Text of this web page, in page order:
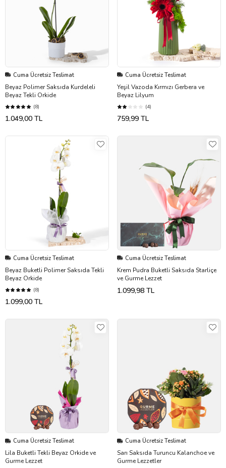
Cuma Ücretsiz Teslimat
Beyaz Polimer Saksıda Kurdeleli
Beyaz Tekli Orkide
(8)
1.049,00 TL
Cuma Ücretsiz Teslimat
Yeşil Vazoda Kırmızı Gerbera ve
Beyaz Lilyum
(4)
759,99 TL
Cuma Ücretsiz Teslimat
Beyaz Buketli Polimer Saksıda Tekli
Beyaz Orkide
(8)
1.099,00 TL
Cuma Ücretsiz Teslimat
Krem Pudra Buketli Saksıda Starliçe
ve Gurme Lezzet
1.099,98 TL
Cuma Ücretsiz Teslimat
Lila Buketli Tekli Beyaz Orkide ve
Gurme Lezzet
Cuma Ücretsiz Teslimat
Sarı Saksıda Turuncu Kalanchoe ve
Gurme Lezzetler